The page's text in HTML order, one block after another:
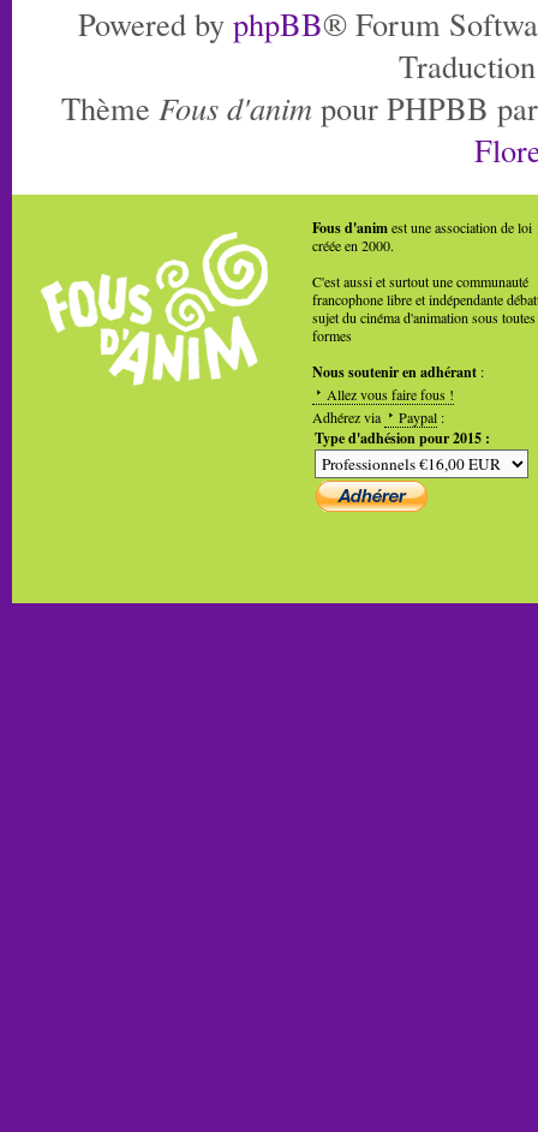
Powered by phpBB® Forum
Thème Fous d'anim pour PHPBB
Fous d'animest une association de loi
créée en 2000.
C'est aussi et surtout une communauté
francophone libre et indépendante
sujet du cinéma d'animation sous toutes
formes
Nous soutenir en adhérant :
Allez vous faire fous !
Adhérez via
Paypal :
Type d'adhésion pour 2015 :